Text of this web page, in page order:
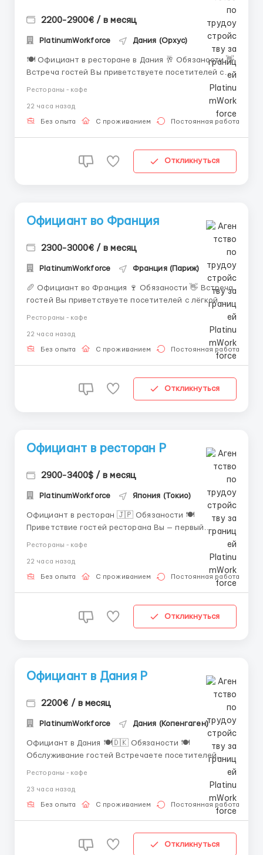
2200-2900€ / в месяц
PlatinumWorkforce Дания (Орхус)
🍽 Официант в ресторане в Дания 🥂 Обязаности 👋
Встреча гостей Вы приветствуете посетителей с
улыбкой и проводите к столику. Простыми словами
— создаёте первое впечатление, чтобы гости сразу
почувствовали себя как дома. 📝 Приём заказов
Записываете заказы, уточняете пожелания
Рестораны - кафе
22 часа назад
Без опыта С проживанием Постоянная работа
Откликнуться
Официант во Франция
2300-3000€ / в месяц
PlatinumWorkforce Франция (Париж)
🥖 Официант во Франция 🍷 Обязаности 👋 Встреча
гостей Вы приветствуете посетителей с лёгкой
столику. Простыми словами — создаёте атмосферу,
в которую хочется вернуться. 📖 Презентация меню
Рассказываете о блюдах и напитках, помогаете с
Рестораны - кафе
22 часа назад
Без опыта С проживанием Постоянная работа
Откликнуться
Официант в ресторан Р
2900-3400$ / в месяц
PlatinumWorkforce Япония (Токио)
Официант в ресторан 🇯🇵 Обязаности 🍽
Приветствие гостей ресторана Вы — первый
посетителей, помочь им сесть за столик и создать
приятное первое впечатление. Иногда достаточно
Рестораны - кафе
22 часа назад
Без опыта С проживанием Постоянная работа
Откликнуться
Официант в Дания Р
2200€ / в месяц
PlatinumWorkforce Дания (Копенгаген)
Официант в Дания 🍽🇩🇰 Обязаности 🍽
Обслуживание гостей Встречаете посетителей,
передаёте заказы на кухню — внимательно и без
путаницы. 🥂 Подача блюд и напитков Красиво и
Рестораны - кафе
23 часа назад
Без опыта С проживанием Постоянная работа
Откликнуться